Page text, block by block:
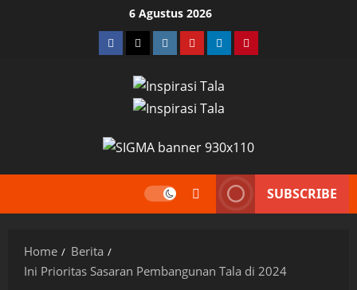
6 Agustus 2026
Facebook
TwitterInstagram
YouTubeLinkedInPinterest
SUBSCRIBE
Home
Berita
Ini Prioritas Sasaran Pembangunan Tala di 2024